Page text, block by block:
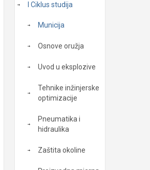
I Ciklus studija
Municija
Osnove oružja
Uvod u eksplozive
Tehnike inžinjerske
optimizacije
Pneumatika i
hidraulika
Zaštita okoline